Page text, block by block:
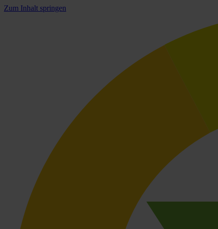
Zum Inhalt springen